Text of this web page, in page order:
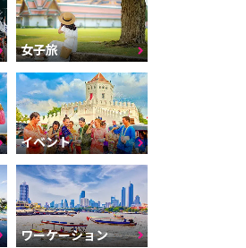
女子旅
イベント
ワーケーション